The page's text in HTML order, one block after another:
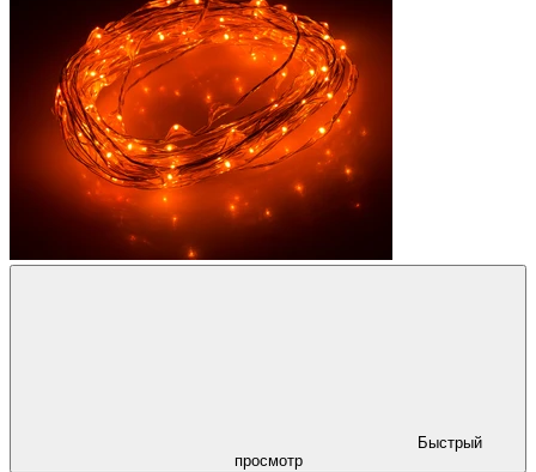
Быстрый
просмотр